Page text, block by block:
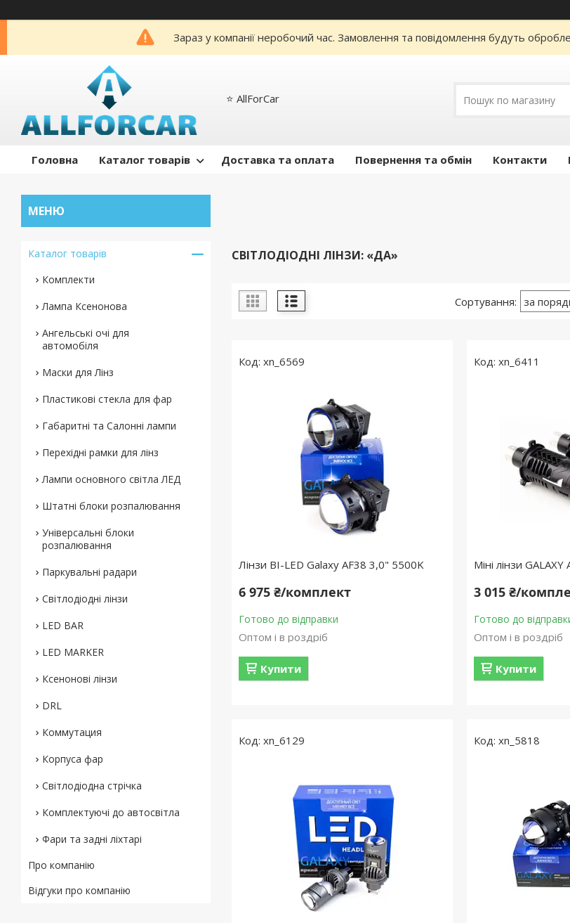
Зараз у компанії неробочий час. Замовлення та повідомлення будуть
⭐️ AllForCar
Головна Каталог товарів Доставка та оплата Повернення та обмін Контакти
СВІТЛОДІОДНІ ЛІНЗИ: «ДА»
xn_6569
Лінзи BI-LED Galaxy AF38 3,0" 5500K
6 975 ₴/комплект
Готово до відправки
Оптом і в роздріб
Купити
xn_6411
Міні лінзи
3 015 ₴/
Готово до
Оптом і в роздріб
Купити
xn_6129 xn_5818
Каталог товарів
Комплекти
Лампа Ксенонова
Ангельські очі для
автомобіля
Маски для Лінз
Пластикові стекла для фар
Габаритні та Салонні лампи
Перехідні рамки для лінз
Лампи основного світла ЛЕД
Штатні блоки розпалювання
Універсальні блоки
розпалювання
Паркувальні радари
Світлодіодні лінзи
LED BAR
LED MARKER
Ксенонові лінзи
DRL
Коммутация
Корпуса фар
Світлодіодна стрічка
Комплектуючі до автосвітла
Фари та задні ліхтарі
Про компанію
Відгуки про компанію